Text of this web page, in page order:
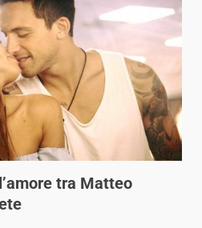
tra Matteo